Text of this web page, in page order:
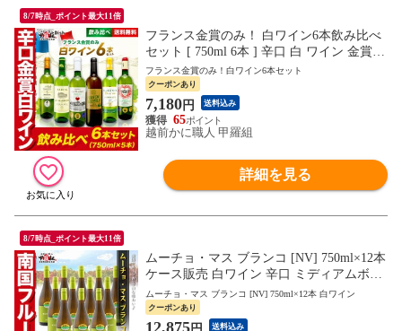
8/7時点_ポイント最大11倍
フランス金賞のみ！ 白ワイン6本飲み比べ
セット [ 750ml 6本 ] 辛口 白 ワイン 金賞
受賞 飲み比べ セット 詰め合わせ ギフト
贈り物 お祝い パーティー おもてなし 御中
元 お中元 残暑見舞い 夏ギフト
フランス金賞のみ！白ワイン6本セット
クーポンあり
7,180円 送料込み
65
越前かに職人 甲羅組
詳細を見る
8/7時点_ポイント最大11倍
ムーチョ・マス ブランコ [NV] 750ml×12本
ケース販売 白ワイン 辛口 ミディアムボデ
ィ スペイン 業務用 まとめ買い ムーチョマ
ス
ムーチョ・マス ブランコ [NV] 750ml×12本 白ワイン
クーポンあり
送料込み